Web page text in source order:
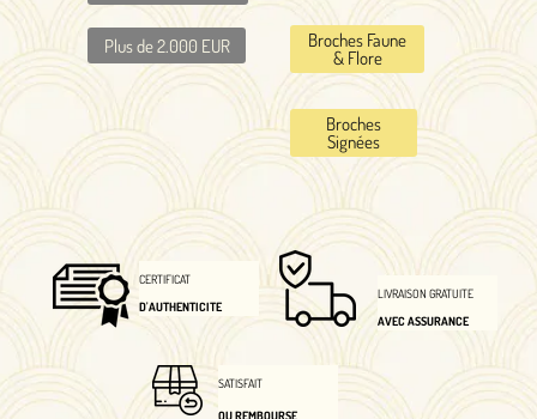
CERTIFICAT
D'AUTHENTICITE
LIVRAISON GRATUITE
AVEC ASSURANCE
SATISFAIT
OU REMBOURSE
Broches
Signées
Broches Faune
& Flore
Plus de 2.000 EUR